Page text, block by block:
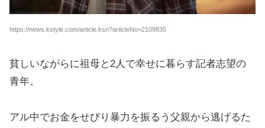
https://news.kstyle.com/article.ksn?articleNo=2109835
貧しいながらに祖母と2人で幸せに暮らす記者志望の
青年。
アル中でお金をせびり暴力を振るう父親から逃げるた